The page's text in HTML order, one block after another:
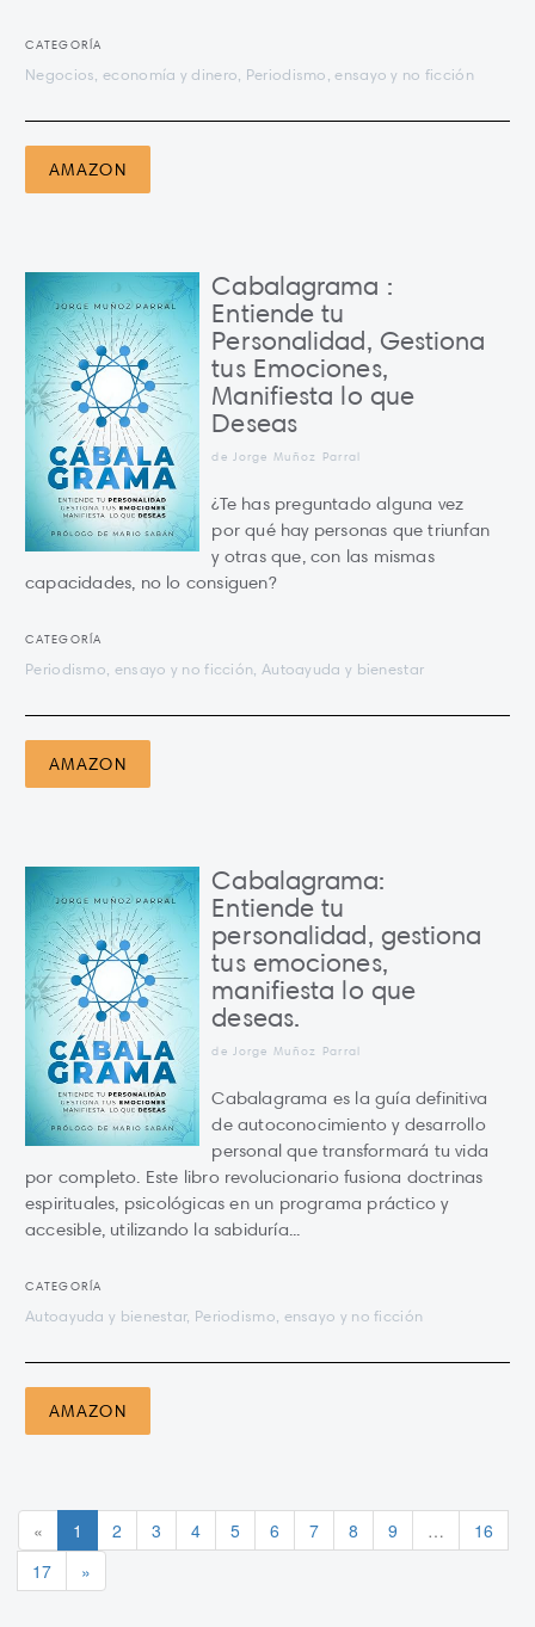
CATEGORÍA
Negocios, economía y dinero, Periodismo, ensayo y no ficción
AMAZON
Cabalagrama :
Entiende tu
Personalidad, Gestiona
tus Emociones,
Manifiesta lo que
Deseas
de Jorge Muñoz Parral
¿Te has preguntado alguna vez
por qué hay personas que triunfan
y otras que, con las mismas
capacidades, no lo consiguen?
CATEGORÍA
Periodismo, ensayo y no ficción, Autoayuda y bienestar
AMAZON
Cabalagrama:
Entiende tu
personalidad, gestiona
tus emociones,
manifiesta lo que
deseas.
de Jorge Muñoz Parral
Cabalagrama es la guía definitiva
de autoconocimiento y desarrollo
personal que transformará tu vida
por completo. Este libro revolucionario fusiona doctrinas
espirituales, psicológicas en un programa práctico y
accesible, utilizando la sabiduría...
CATEGORÍA
Autoayuda y bienestar, Periodismo, ensayo y no ficción
AMAZON
« 1 2 3 4 5 6 7 8 9 …
16
17
»